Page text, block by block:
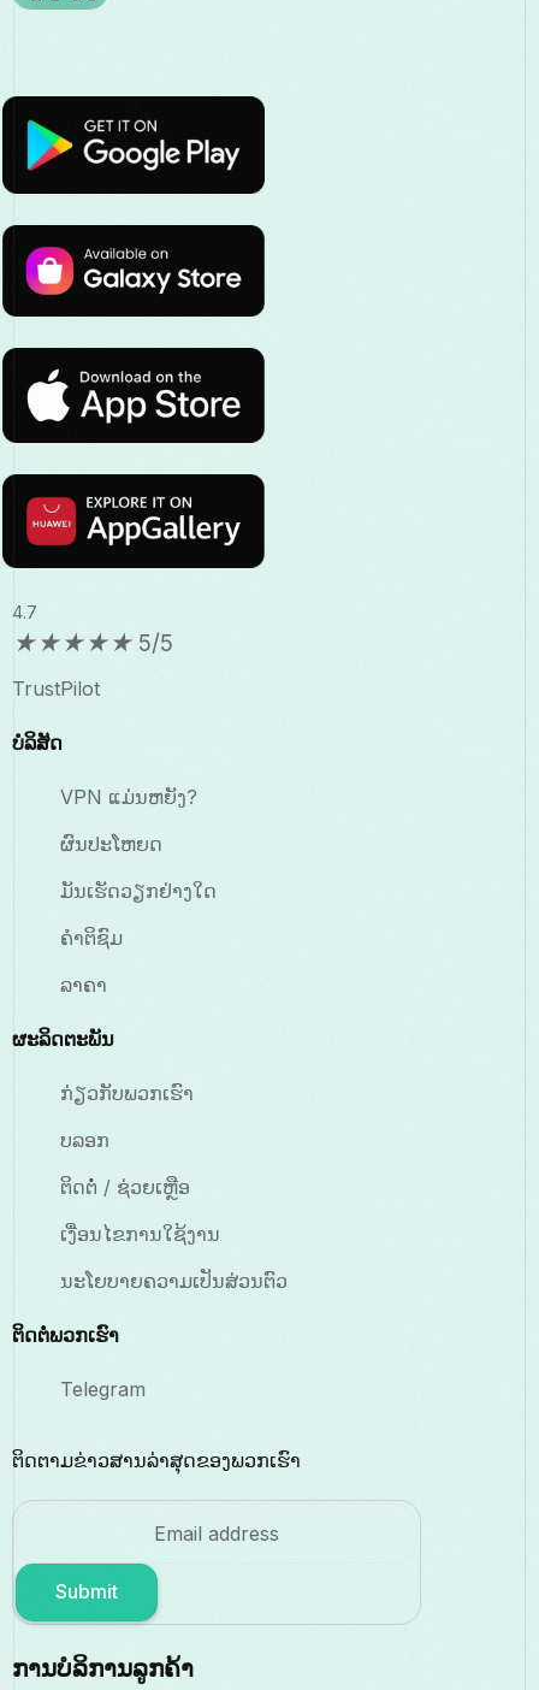
4.7
★★★★★ 5/5
TrustPilot
ບໍລິສັດ
VPN ແມ່ນຫຍັງ?
ຜົນປະໂຫຍດ
ມັນເຮັດວຽກຢ່າງໃດ
ຄຳຕິຊົມ
ລາຄາ
ຜະລິດຕະພັນ
ກ່ຽວກັບພວກເຮົາ
ບລອກ
ຕິດຕໍ່ / ຊ່ວຍເຫຼືອ
ເງື່ອນໄຂການໃຊ້ງານ
ນະໂຍບາຍຄວາມເປັນສ່ວນຕົວ
ຕິດຕໍ່ພວກເຮົາ
Telegram
ຕິດຕາມຂ່າວສານລ່າສຸດຂອງພວກເຮົາ
Submit
ການບໍລິການລູກຄ້າ